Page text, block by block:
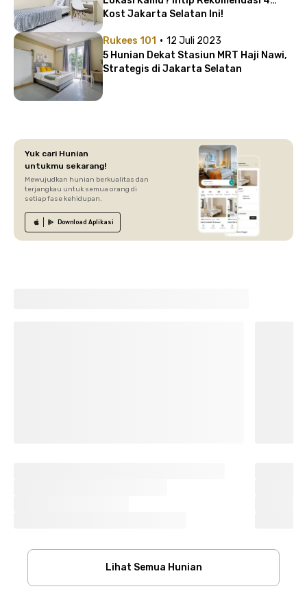
Kost Jakarta Selatan Ini!
Rukees 101 · 12 Juli 2023
5 Hunian Dekat Stasiun MRT Haji Nawi,
Strategis di Jakarta Selatan
Yuk cari Hunian
untukmu sekarang!
Mewujudkan hunian berkualitas dan
terjangkau untuk semua orang di
setiap fase kehidupan.
Download Aplikasi
Lihat Semua Hunian